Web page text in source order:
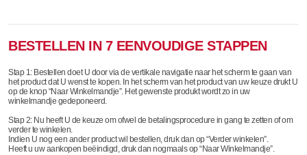
BESTELLEN IN 7 EENVOUDIGE STAPPEN
Stap 1: Bestellen doet U door via de vertikale navigatie naar het scherm te gaan van
het product dat U wenst te kopen. In het scherm van het product van uw keuze drukt U
op de knop “Naar Winkelmandje”. Het gewenste produkt wordt zo in uw
winkelmandje gedeponeerd.
Stap 2: Nu heeft U de keuze om ofwel de betalingsprocedure in gang te zetten of om
verder te winkelen.
Indien U nog een ander product wil bestellen, druk dan op “Verder winkelen”.
Heeft u uw aankopen beëindigd, druk dan nogmaals op “Naar Winkelmandje”.